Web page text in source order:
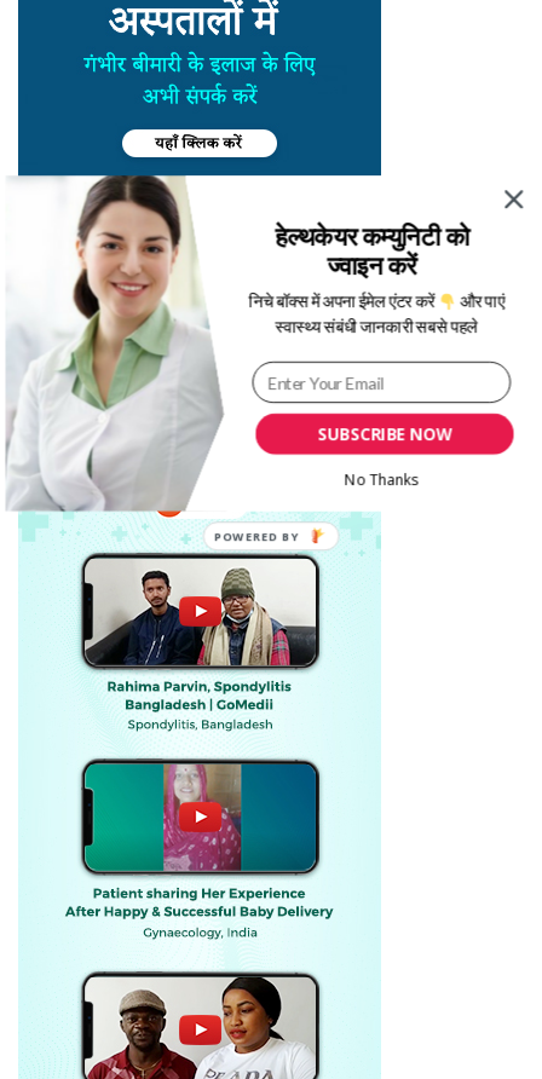
SUBSCRIBE NOW
हेल्थकेयर कम्युनिटी को
ज्वाइन करें
निचे बॉक्स में अपना ईमेल एंटर करें
और पाएं
स्वास्थ्य संबंधी जानकारी सबसे पहले
No Thanks
POWERED BY